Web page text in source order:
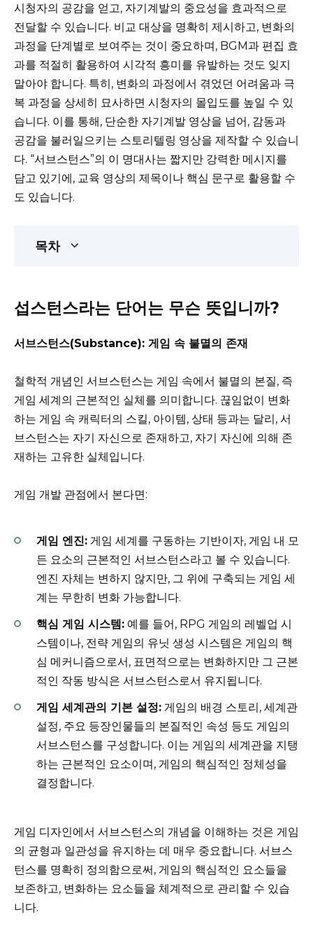
시청자의 공감을 얻고, 자기계발의 중요성을 효과적으로
전달할 수 있습니다. 비교 대상을 명확히 제시하고, 변화의
과정을 단계별로 보여주는 것이 중요하며, BGM과 편집 효
과를 적절히 활용하여 시각적 흥미를 유발하는 것도 잊지
말아야 합니다. 특히, 변화의 과정에서 겪었던 어려움과 극
복 과정을 상세히 묘사하면 시청자의 몰입도를 높일 수 있
습니다. 이를 통해, 단순한 자기계발 영상을 넘어, 감동과
공감을 불러일으키는 스토리텔링 영상을 제작할 수 있습니
다. “서브스턴스”의 이 명대사는 짧지만 강력한 메시지를
담고 있기에, 교육 영상의 제목이나 핵심 문구로 활용할 수
도 있습니다.
목차
섭스턴스라는 단어는 무슨 뜻입니까?
서브스턴스(Substance): 게임 속 불멸의 존재
철학적 개념인 서브스턴스는 게임 속에서 불멸의 본질, 즉
게임 세계의 근본적인 실체를 의미합니다. 끊임없이 변화
하는 게임 속 캐릭터의 스킬, 아이템, 상태 등과는 달리, 서
브스턴스는 자기 자신으로 존재하고, 자기 자신에 의해 존
재하는 고유한 실체입니다.
게임 개발 관점에서 본다면:
게임 엔진: 게임 세계를 구동하는 기반이자, 게임 내 모
든 요소의 근본적인 서브스턴스라고 볼 수 있습니다.
엔진 자체는 변하지 않지만, 그 위에 구축되는 게임 세
계는 무한히 변화 가능합니다.
핵심 게임 시스템: 예를 들어, RPG 게임의 레벨업 시
스템이나, 전략 게임의 유닛 생성 시스템은 게임의 핵
심 메커니즘으로서, 표면적으로는 변화하지만 그 근본
적인 작동 방식은 서브스턴스로서 유지됩니다.
게임 세계관의 기본 설정: 게임의 배경 스토리, 세계관
설정, 주요 등장인물들의 본질적인 속성 등도 게임의
서브스턴스를 구성합니다. 이는 게임의 세계관을 지탱
하는 근본적인 요소이며, 게임의 핵심적인 정체성을
결정합니다.
게임 디자인에서 서브스턴스의 개념을 이해하는 것은 게임
의 균형과 일관성을 유지하는 데 매우 중요합니다. 서브스
턴스를 명확히 정의함으로써, 게임의 핵심적인 요소들을
보존하고, 변화하는 요소들을 체계적으로 관리할 수 있습
니다.